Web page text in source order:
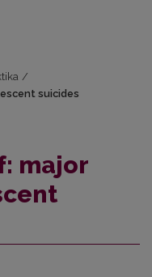
/
suicides
major